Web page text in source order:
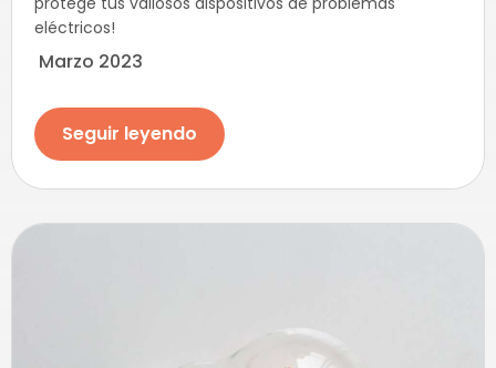
eléctricos!
Marzo 2023
Seguir leyendo